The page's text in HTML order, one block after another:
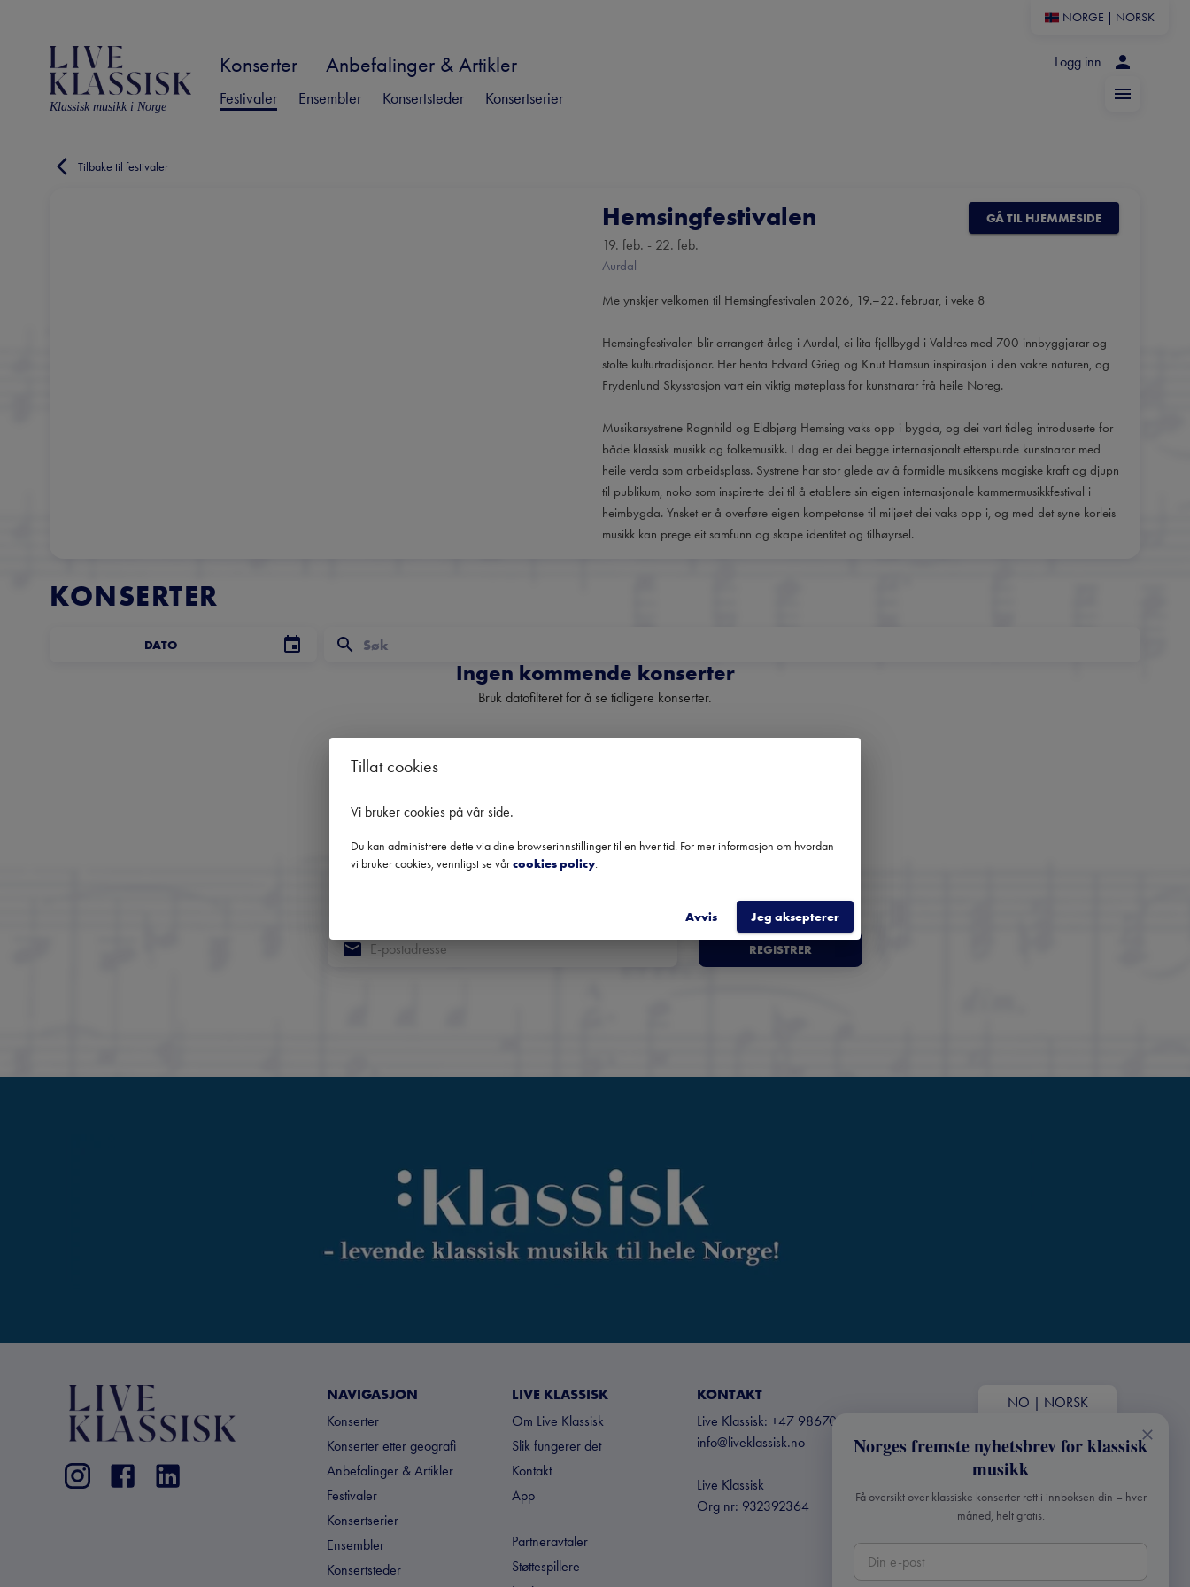
NORGE NORSK
Klassisk musikk i Norge
Konserter Anbefalinger & Artikler
Festivaler Ensembler Konsertsteder Konsertserier
Logg inn
Tilbake til festivaler
Hemsingfestivalen
19. feb. - 22. feb.
Aurdal
GÅ TIL HJEMMESIDE
Me ynskjer velkomen til Hemsingfestivalen 2026, 19.–22. februar, i veke 8
Hemsingfestivalen blir arrangert årleg i Aurdal, ei lita fjellbygd i Valdres med 700 innbyggjarar og
stolte kulturtradisjonar. Her henta Edvard Grieg og Knut Hamsun inspirasjon i den vakre naturen, og
Frydenlund Skysstasjon vart ein viktig møteplass for kunstnarar frå heile Noreg.
Musikarsystrene Ragnhild og Eldbjørg Hemsing vaks opp i bygda, og dei vart tidleg introduserte for
både klassisk musikk og folkemusikk. I dag er dei begge internasjonalt etterspurde kunstnarar med
heile verda som arbeidsplass. Systrene har stor glede av å formidle musikkens magiske kraft og djupn
til publikum, noko som inspirerte dei til å etablere sin eigen internasjonale kammermusikkfestival i
heimbygda. Ynsket er å overføre eigen kompetanse til miljøet dei vaks opp i, og med det syne korleis
musikk kan prege eit samfunn og skape identitet og tilhøyrsel.
KONSERTER
DATO
Ingen kommende konserter
Bruk datofilteret for å se tidligere konserter.
klassisk musikk
Få oversikt over kommende konserter, festivaler og utvalgte anbefalinger
REGISTRER
NAVIGASJON
Konserter
Konserter etter geografi
Anbefalinger & Artikler
Festivaler
Konsertserier
Ensembler
Konsertsteder
LIVE KLASSISK
Om Live Klassisk
Slik fungerer det
Kontakt
App
Partneravtaler
Støttespillere
KONTAKT
Live Klassisk: +47 98670803
info@liveklassisk.no
Live Klassisk
Org nr: 932392364
NO | NORSK
Norges fremste nyhetsbrev for klassisk
musikk
Få oversikt over klassiske konserter rett i innboksen din – hver
måned, helt gratis.
Tillat cookies
Vi bruker cookies på vår side.
Du kan administrere dette via dine browserinnstillinger til en hver tid. For mer informasjon om hvordan
vi bruker cookies, vennligst se vårcookies policy.
Avvis Jeg aksepterer